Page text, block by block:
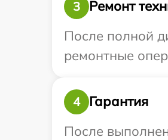
3
Ремонт
После полной
ремонтные
4
Гарантия
После